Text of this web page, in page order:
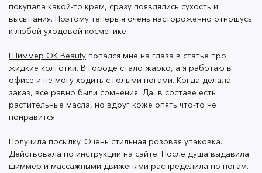
Я проходила так весь день и не почувствовала
увлажненной весь день. Вот это меня реально
удивило! Никаких раздражений и высыпаний, а еще
такой волшебный запах!
Оля, 19 лет. «Чувствую себя как фея
Динь-Динь»
покупала какой-то крем, сразу появлялись сухость и
высыпания. Поэтому теперь я очень настороженно отношусь
к любой уходовой косметике.
Шиммер OK Beauty попался мне на глаза в статье про
жидкие колготки. В городе стало жарко, а я работаю в
офисе и не могу ходить с голыми ногами. Когда делала
заказ, все равно были сомнения. Да, в составе есть
растительные масла, но вдруг коже опять что-то не
понравится.
Получила посылку. Очень стильная розовая упаковка.
Действовала по инструкции на сайте. После душа выдавила
шиммер и массажными движенями распределила по ногам.